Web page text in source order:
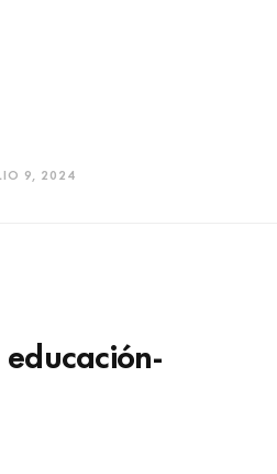
9, 2024